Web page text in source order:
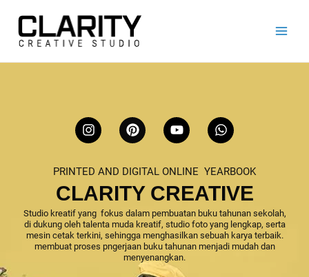
konten
I
n
a
g
r
a
m
P
i
e
r
e
s
t
Y
o
u
b
e
W
h
s
a
p
p
PRINTED AND DIGITAL ONLINE YEARBOOK
CLARITY CREATIVE
Studio kreatif yang fokus dalam pembuatan buku tahunan sekolah,
di dukung oleh talenta muda kreatif, studio foto yang lengkap, serta
mesin cetak terkini, sehingga menghasilkan sebuah karya terbaik.
membuat proses pngerjaan buku tahunan menjadi mudah dan
menyenangkan.